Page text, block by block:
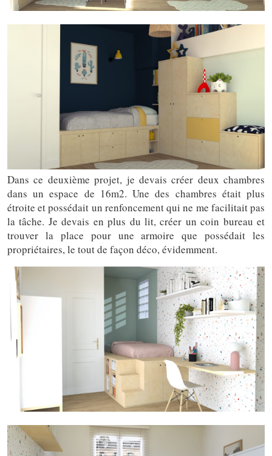
Dans ce deuxième projet, je devais créer deux chambres
dans un espace de 16m2. Une des chambres était plus
étroite et possédait un renfoncement qui ne me facilitait pas
la tâche. Je devais en plus du lit, créer un coin bureau et
trouver la place pour une armoire que possédait les
propriétaires, le tout de façon déco, évidemment.